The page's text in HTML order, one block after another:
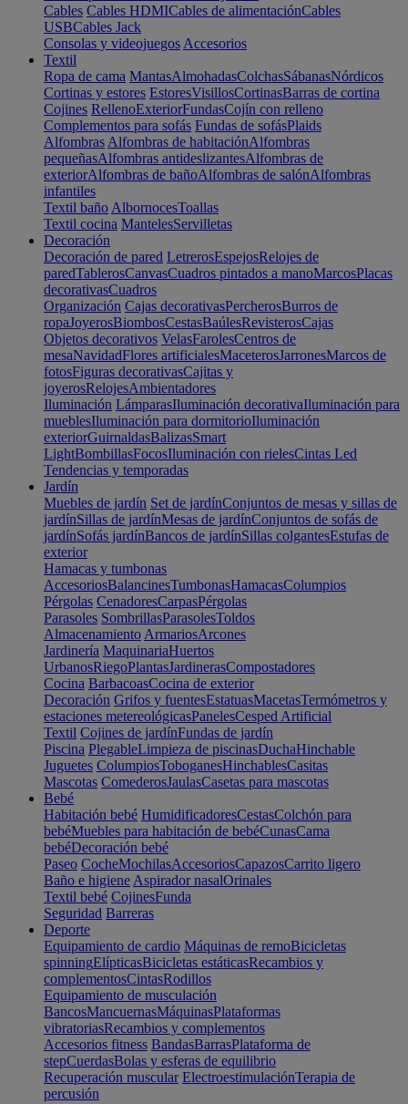
Cables Cables HDMICables de alimentaciónCables
USBCables Jack
Consolas y videojuegos Accesorios
Textil
Ropa de cama MantasAlmohadasColchasSábanasNórdicos
Cortinas y estores EstoresVisillosCortinasBarras de cortina
Cojines RellenoExteriorFundasCojín con relleno
Complementos para sofás Fundas de sofásPlaids
Alfombras Alfombras de habitaciónAlfombras
pequeñasAlfombras antideslizantesAlfombras de
exteriorAlfombras de bañoAlfombras de salónAlfombras
infantiles
Textil baño AlbornocesToallas
Textil cocina MantelesServilletas
Decoración
Decoración de pared LetrerosEspejosRelojes de
paredTablerosCanvasCuadros pintados a manoMarcosPlacas
decorativasCuadros
Organización Cajas decorativasPercherosBurros de
ropaJoyerosBiombosCestasBaúlesRevisterosCajas
Objetos decorativos VelasFarolesCentros de
mesaNavidadFlores artificialesMaceterosJarronesMarcos de
fotosFiguras decorativasCajitas y
joyerosRelojesAmbientadores
Iluminación LámparasIluminación decorativaIluminación para
mueblesIluminación para dormitorioIluminación
exteriorGuirnaldasBalizasSmart
LightBombillasFocosIluminación con rielesCintas Led
Tendencias y temporadas
Jardín
Muebles de jardín Set de jardínConjuntos de mesas y sillas de
jardínSillas de jardínMesas de jardínConjuntos de sofás de
jardínSofás jardínBancos de jardínSillas colgantesEstufas de
exterior
Hamacas y tumbonas
AccesoriosBalancinesTumbonasHamacasColumpios
Pérgolas CenadoresCarpasPérgolas
Parasoles SombrillasParasolesToldos
Almacenamiento ArmariosArcones
Jardinería MaquinariaHuertos
UrbanosRiegoPlantasJardinerasCompostadores
Cocina BarbacoasCocina de exterior
Decoración Grifos y fuentesEstatuasMacetasTermómetros y
estaciones metereológicasPanelesCesped Artificial
Textil Cojines de jardínFundas de jardín
Piscina PlegableLimpieza de piscinasDuchaHinchable
Juguetes ColumpiosToboganesHinchablesCasitas
Mascotas ComederosJaulasCasetas para mascotas
Bebé
Habitación bebé HumidificadoresCestasColchón para
bebéMuebles para habitación de bebéCunasCama
bebéDecoración bebé
Paseo CocheMochilasAccesoriosCapazosCarrito ligero
Baño e higiene Aspirador nasalOrinales
Textil bebé CojinesFunda
Seguridad Barreras
Deporte
Equipamiento de cardio Máquinas de remoBicicletas
spinningElípticasBicicletas estáticasRecambios y
complementosCintasRodillos
Equipamiento de musculación
BancosMancuernasMáquinasPlataformas
vibratoriasRecambios y complementos
Accesorios fitness BandasBarrasPlataforma de
stepCuerdasBolas y esferas de equilibrio
Recuperación muscular ElectroestimulaciónTerapia de
percusión